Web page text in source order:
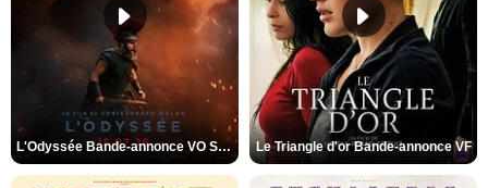
L'Odyssée Bande-annonce VO STFR Le Triangle d'or Bande-annonce VF